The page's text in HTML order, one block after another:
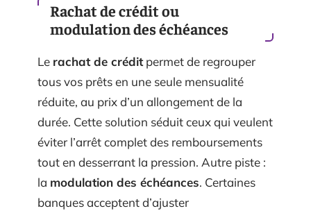
Rachat de crédit ou
modulation des échéances
Le rachat de créditpermet de regrouper
tous vos prêts en une seule mensualité
réduite, au prix d’un allongement de la
durée. Cette solution séduit ceux qui veulent
éviter l’arrêt complet des remboursements
tout en desserrant la pression. Autre piste :
la modulation des échéances. Certaines
banques acceptent d’ajuster